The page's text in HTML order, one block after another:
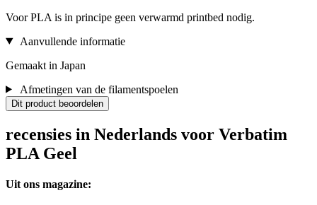
Voor PLA is in principe geen verwarmd printbed nodig.
Aanvullende informatie
Gemaakt in Japan
Afmetingen van de filamentspoelen
Dit product beoordelen
recensies in Nederlands voor Verbatim
PLA Geel
Uit ons magazine: